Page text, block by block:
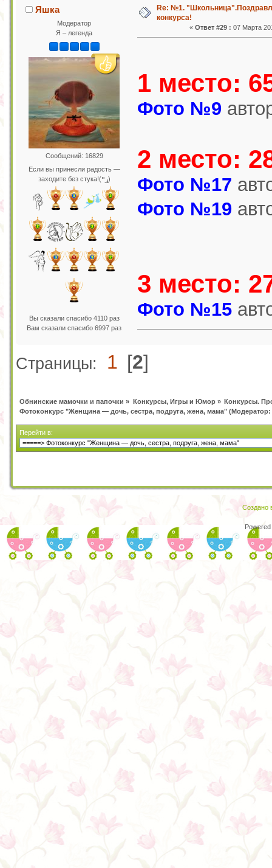
Яшка
Модератор
Я – легенда
Сообщений: 16829
Если вы принесли радость —
заходите без стука!(ړײ)
Вы сказали спасибо 4110 раз
Вам сказали спасибо 6997 раз
Re: №1.
конкурса!
« Ответ #29 : 07 Марта
1 место:
Фото №9
2 место:
Фото №17
Фото №19
3 место:
Фото №15
Страницы: 1 [2]
Обнинские мамочки и папочки » Конкурсы, Игры и Юмор» Конкурсы.
Фотоконкурс "Женщина — дочь, сестра, подруга, жена, мама"
Перейти в:
Создано